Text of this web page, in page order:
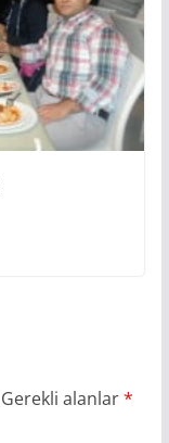
Gerekli alanlar*